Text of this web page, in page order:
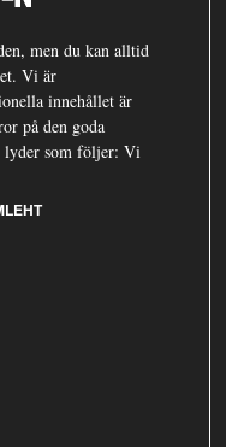
men du kan alltid
Vi är
innehållet är
på den goda
lyder som följer: Vi